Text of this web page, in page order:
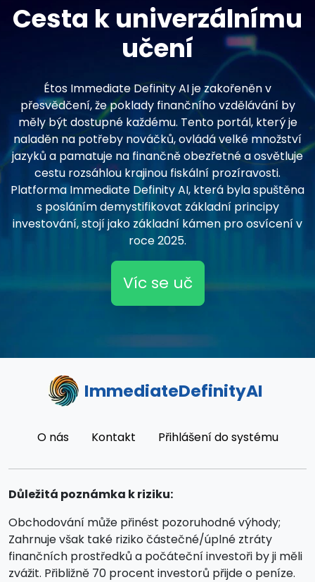
Cesta k univerzálnímu
učení
Étos Immediate Definity AI je zakořeněn v
přesvědčení, že poklady finančního vzdělávání by
měly být dostupné každému. Tento portál, který je
naladěn na potřeby nováčků, ovládá velké množství
jazyků a pamatuje na finančně obezřetné a osvětluje
cestu rozsáhlou krajinou fiskální prozíravosti.
Platforma Immediate Definity AI, která byla spuštěna
s posláním demystifikovat základní principy
investování, stojí jako základní kámen pro osvícení v
roce 2025.
Víc se uč
ImmediateDefinityAI
O nás Kontakt Přihlášení do systému
Důležitá poznámka k riziku:
Obchodování může přinést pozoruhodné výhody;
Zahrnuje však také riziko částečné/úplné ztráty
finančních prostředků a počáteční investoři by ji měli
zvážit. Přibližně 70 procent investorů přijde o peníze.